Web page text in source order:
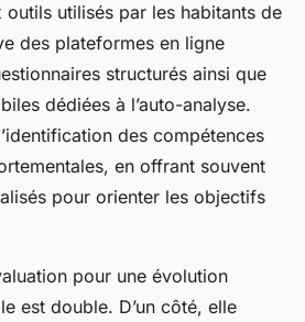
outils utilisés par les habitants de
des plateformes en ligne
structurés ainsi que
dédiées à l’auto-analyse.
des compétences
en offrant souvent
pour orienter les objectifs
pour une évolution
est double. D’un côté, elle